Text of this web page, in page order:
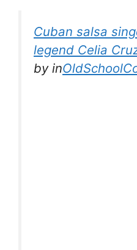
Cuban salsa
legend Celia
byin